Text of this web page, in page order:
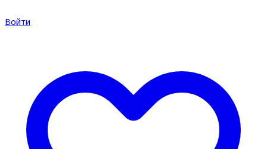
Войти